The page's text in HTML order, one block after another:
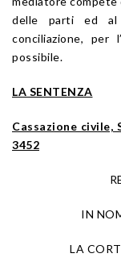
delle parti ed
conciliazione, per
possibile.
LA SENTENZA
Cassazione civile,
3452
IN
LA